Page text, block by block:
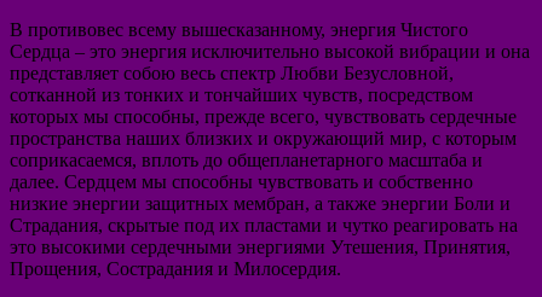
В противовес всему вышесказанному, энергия Чистого
Сердца – это энергия исключительно высокой вибрации и она
представляет собою весь спектр Любви Безусловной,
сотканной из тонких и тончайших чувств, посредством
которых мы способны, прежде всего, чувствовать сердечные
пространства наших близких и окружающий мир, с которым
соприкасаемся, вплоть до общепланетарного масштаба и
далее. Сердцем мы способны чувствовать и собственно
низкие энергии защитных мембран, а также энергии Боли и
Страдания, скрытые под их пластами и чутко реагировать на
это высокими сердечными энергиями Утешения, Принятия,
Прощения, Сострадания и Милосердия.